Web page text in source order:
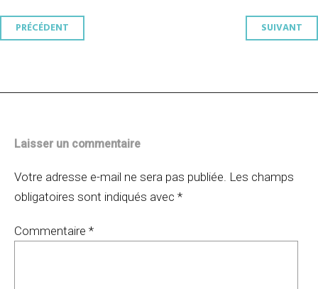
Navigation
PRÉCÉDENT SUIVANT
Laisser un commentaire
Votre adresse e-mail ne sera pas publiée. Les champs
obligatoires sont indiqués avec *
Commentaire *